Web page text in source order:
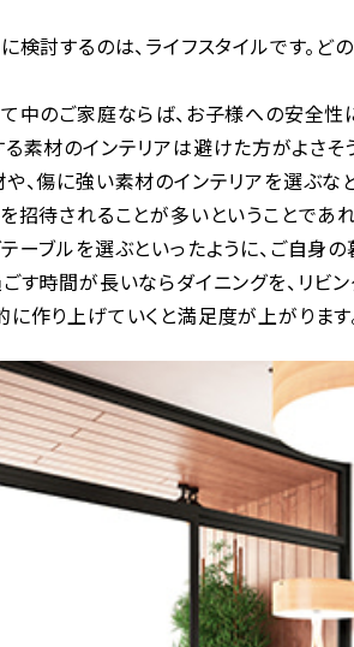
検討するのは、ライフスタイルです。
中のご家庭ならば、お子様への安全
素材のインテリアは避けた方がよさそ
、傷に強い素材のインテリアを選ぶな
を招待されることが多いということで
ーブルを選ぶといったように、ご自身
す時間が長いならダイニングを、リビ
作り上げていくと満足度が上がります